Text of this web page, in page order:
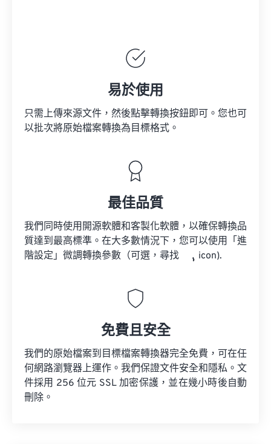
易於使用
只需上傳來源文件，然後點擊轉換按鈕即可。您也可
以批次將原始檔案轉換為目標格式。
最佳品質
我們同時使用開源軟體和客製化軟體，以確保轉換品
質達到最高標準。在大多數情況下，您可以使用「進
階設定」微調轉換參數（可選，尋找
icon).
免費且安全
我們的原始檔案到目標檔案轉換器完全免費，可在任
何網路瀏覽器上運作。我們保證文件安全和隱私。文
件採用 256 位元 SSL 加密保護，並在幾小時後自動
刪除。